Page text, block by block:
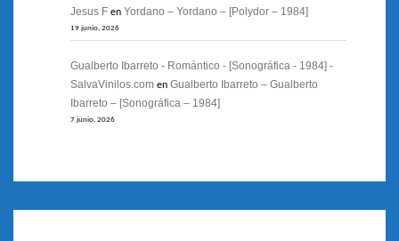
Jesus F en Yordano – Yordano – [Polydor – 1984]
19 junio, 2026
Gualberto Ibarreto - Romántico - [Sonográfica - 1984] -
SalvaVinilos.com en Gualberto Ibarreto – Gualberto
Ibarreto – [Sonográfica – 1984]
7 junio, 2026